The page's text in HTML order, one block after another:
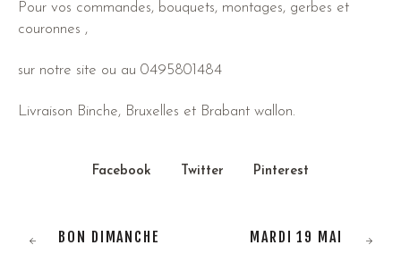
Pour vos commandes, bouquets, montages, gerbes et
couronnes ,
sur notre site ou au 0495801484
Livraison Binche, Bruxelles et Brabant wallon.
Facebook Twitter Pinterest
BON DIMANCHE MARDI 19 MAI